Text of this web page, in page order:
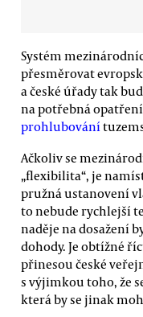
Systém
přesměrovat
a české úřady tak
na potřebná
prohlubování
Ačkoliv se
„flexibilita“, je
pružná ustanovení
to nebude rychlejší
naděje na dosažení
dohody. Je obtížné
přinesou české
s výjimkou toho, že
která by se jinak